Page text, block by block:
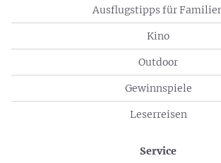
Ausflugstipps für
Kino
Outdoor
Gewinnspiele
Leserreisen
Service